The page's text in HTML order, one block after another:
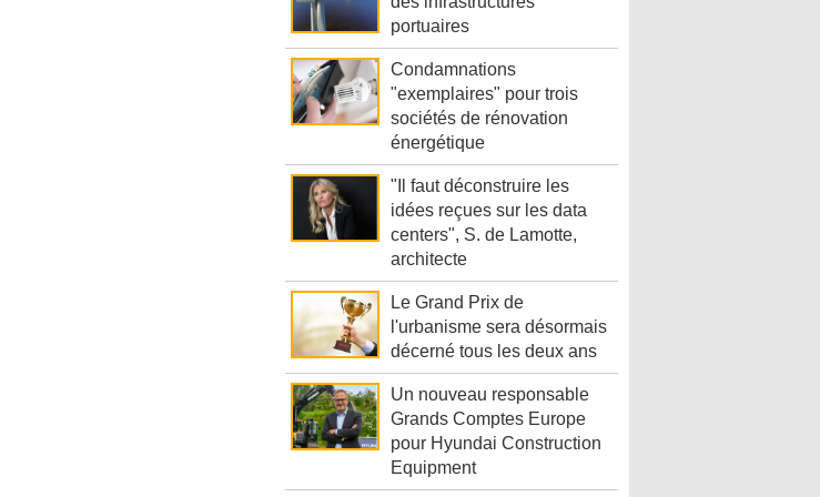
portuaires
Condamnations
"exemplaires" pour trois
sociétés de rénovation
énergétique
"Il faut déconstruire les
idées reçues sur les data
centers", S. de Lamotte,
architecte
Le Grand Prix de
l'urbanisme sera désormais
décerné tous les deux ans
Un nouveau responsable
Grands Comptes Europe
pour Hyundai Construction
Equipment